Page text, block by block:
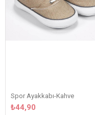
Spor Ayakkabı-Kahve
₺44,90